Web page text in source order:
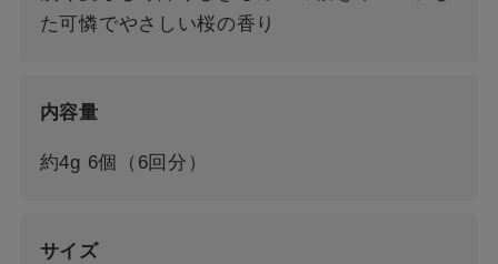
た可憐でやさしい桜の香り
内容量
約4g 6個（6回分）
サイズ